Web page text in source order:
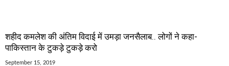
शहीद कमलेश की अंतिम विदाई में उमड़ा जनसैलाब.. लोगों ने कहा-
पाकिस्तान के टुकड़े टुकड़े करो
September 15, 2019